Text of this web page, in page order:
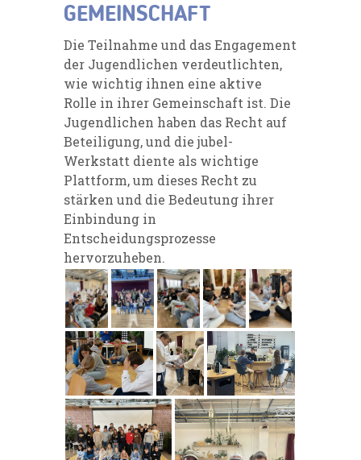
GEMEINSCHAFT
Die Teilnahme und das Engagement
der Jugendlichen verdeutlichten,
wie wichtig ihnen eine aktive
Rolle in ihrer Gemeinschaft ist. Die
Jugendlichen haben das Recht auf
Beteiligung, und die jubel-
Werkstatt diente als wichtige
Plattform, um dieses Recht zu
stärken und die Bedeutung ihrer
Einbindung in
Entscheidungsprozesse
hervorzuheben.